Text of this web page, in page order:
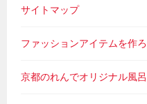
サイトマップ
ファッションアイテムを作
京都のれんでオリジナル風